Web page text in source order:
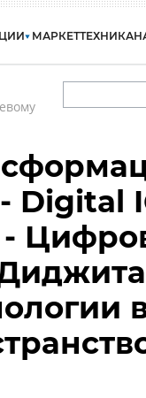
МАРКЕТТЕХНИКА
Digital